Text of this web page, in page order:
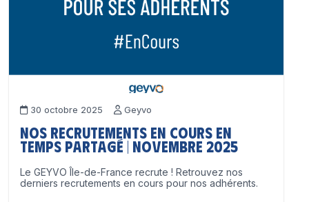
30 octobre 2025 Geyvo
Nos recrutements en cours en
temps partagé | Novembre 2025
Le GEYVO Île-de-France recrute ! Retrouvez nos
derniers recrutements en cours pour nos adhérents.